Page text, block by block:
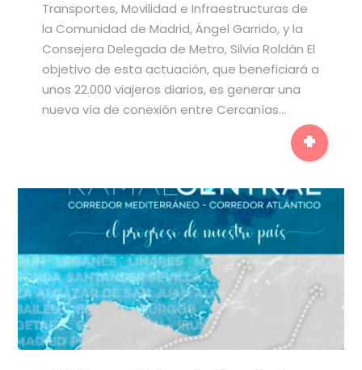
Transportes, Movilidad e Infraestructuras de
la Comunidad de Madrid, Ángel Garrido, y la
Consejera Delegada de Metro, Silvia Roldán El
objetivo de esta actuación, que beneficiará a
unos 22.000 viajeros diarios, es generar una
nueva vía de conexión entre Cercanías…
+